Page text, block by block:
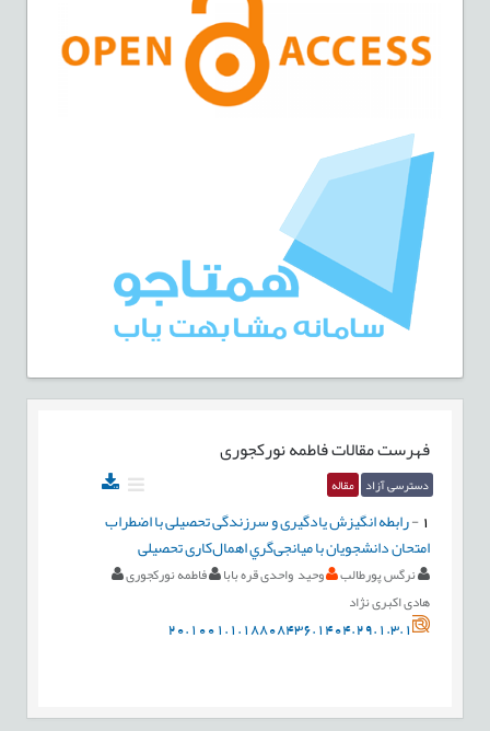
فهرست مقالاتفاطمه نورکجوری
دسترسی آزاد مقاله
-رابطه انگيزش يادگيری و سرزندگی تحصيلی با اضطراب
امتحان دانشجويان با ميانجی‌گري اهمال‌كاری تحصيلی
نرگس پورطالب وحید واحدی قره بابا
فاطمه نورکجوری
هادی اکبری نژاد
20.1001.1.18808436.1404.29.1.3.1